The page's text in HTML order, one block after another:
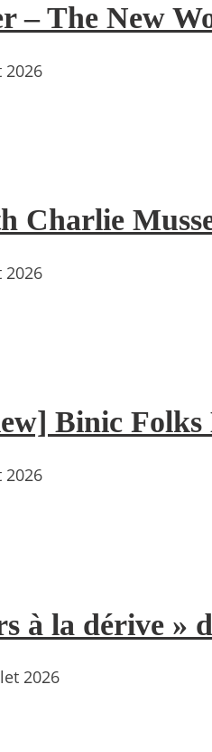
– The New
2026
Charlie
2026
Binic
2026
à la dérive »
2026